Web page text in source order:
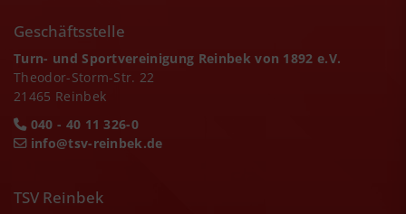
Geschäftsstelle
Turn- und Sportvereinigung Reinbek von 1892 e.V.
Theodor-Storm-Str. 22
21465 Reinbek
040 - 40 11 326-0
info@tsv-reinbek.de
TSV Reinbek